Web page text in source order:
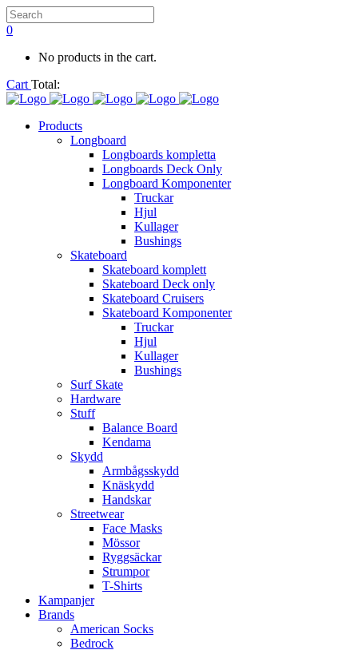
0
No products in the cart.
Cart Total:
Products
Longboard
Longboards kompletta
Longboards Deck Only
Longboard Komponenter
Truckar
Hjul
Kullager
Bushings
Skateboard
Skateboard komplett
Skateboard Deck only
Skateboard Cruisers
Skateboard Komponenter
Truckar
Hjul
Kullager
Bushings
Surf Skate
Hardware
Stuff
Balance Board
Kendama
Skydd
Armbågsskydd
Knäskydd
Handskar
Streetwear
Face Masks
Mössor
Ryggsäckar
Strumpor
T-Shirts
Kampanjer
Brands
American Socks
Bedrock